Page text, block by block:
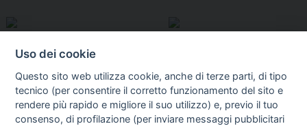
Uso dei cookie
Questo sito web utilizza cookie, anche di terze parti, di tipo
tecnico (per consentire il corretto funzionamento del sito e
rendere più rapido e migliore il suo utilizzo) e, previo il tuo
consenso, di profilazione (per inviare messaggi pubblicitari